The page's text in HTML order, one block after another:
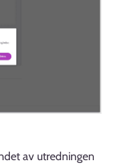
av utredningen